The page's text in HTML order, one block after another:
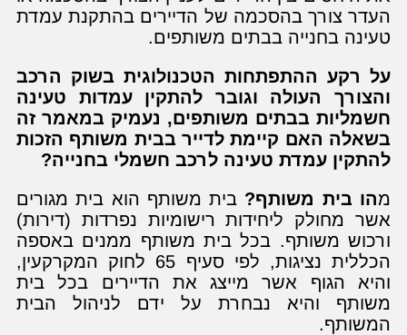
העדר צורך בהסכמה של הדיירים בהתקנת עמדת
טעינה בחנייה בבתים משותפים.
על רקע ההתפתחות הטכנולוגית בשוק הרכב
והצורך העולה וגובר להתקין עמדות טעינה
חשמליות בבתים משותפים, נעמיק במאמר זה
בשאלה האם קיימת לדייר בבית משותף הזכות
להתקין עמדת טעינה לרכב חשמלי בחנייה?
מהו בית משותף? בית משותף הוא בית מגורים
אשר מחולק ליחידות רישומיות נפרדות (דירות)
ורכוש משותף. בכל בית משותף ממנים באספה
הכללית נציגות, לפי סעיף 65 לחוק המקרקעין,
והיא הגוף אשר מייצג את הדיירים בכל בית
משותף והיא נבחרת על ידם לניהול הבית
המשותף.